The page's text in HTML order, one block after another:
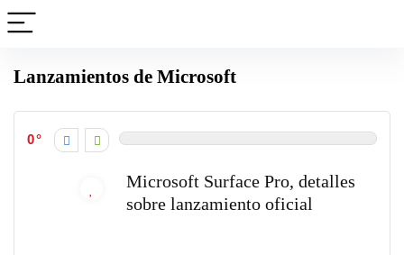
Lanzamientos de Microsoft
0
Microsoft Surface Pro, detalles
sobre lanzamiento oficial